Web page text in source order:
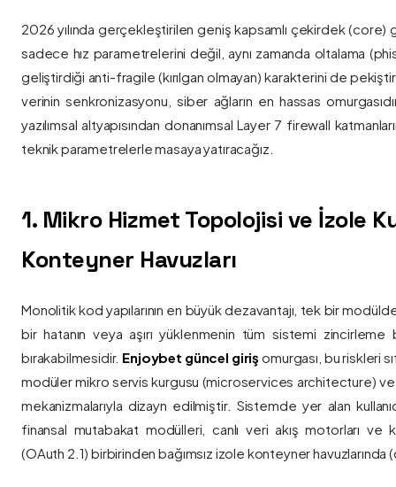
2026 yılında gerçekleştirilen geniş kapsamlı çekirdek
sadece hız parametrelerini değil, aynı zamanda oltalama
geliştirdiği anti-fragile (kırılgan olmayan) karakterini de
verinin senkronizasyonu, siber ağların en hassas
yazılımsal altyapısından donanımsal Layer 7 firewall
teknik parametrelerle masaya yatıracağız.
1. Mikro Hizmet Topolojisi ve İzole
Konteyner Havuzları
Monolitik kod yapılarının en büyük dezavantajı, tek bir
bir hatanın veya aşırı yüklenmenin tüm sistemi zincirleme
bırakabilmesidir. Enjoybet güncel giriş omurgası, bu riskleri
modüler mikro servis kurgusu (microservices architecture)
mekanizmalarıyla dizayn edilmiştir. Sistemde yer alan
finansal mutabakat modülleri, canlı veri akış motorları ve
(OAuth 2.1) birbirinden bağımsız izole konteyner havuzlarında